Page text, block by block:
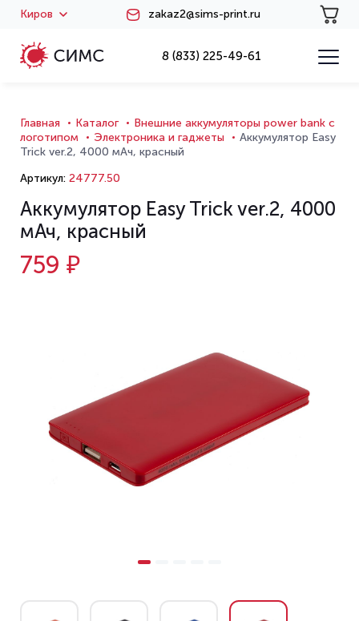
Киров zakaz2@sims-print.ru
8 (833) 225-49-61
Главная Каталог
Внешние аккумуляторы power bank с
логотипом
Электроника и гаджеты
Аккумулятор Easy
Trick ver.2, 4000 мАч, красный
Артикул: 24777.50
Аккумулятор Easy Trick ver.2, 4000
мАч, красный
759 ₽